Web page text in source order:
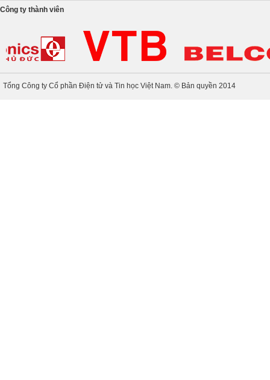
Công ty thành viên
Tổng Công ty Cổ phần Điện tử và Tin học Việt Nam. © Bản quyền 2014